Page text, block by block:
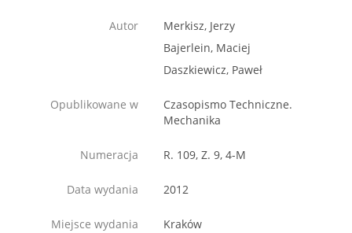
Autor
Merkisz, Jerzy
Bajerlein, Maciej
Daszkiewicz, Paweł
Opublikowane w
Czasopismo Techniczne.
Mechanika
Numeracja R. 109, Z. 9, 4-M
Data wydania 2012
Miejsce wydania Kraków